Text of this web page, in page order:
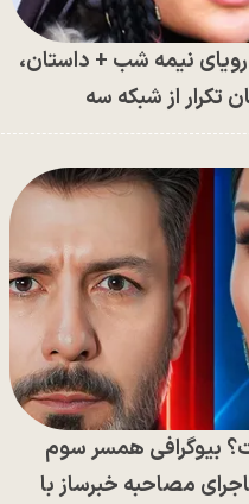
رویای نیمه شب + داستان،
از شبکه سه
بیوگرافی همسر سوم
مصاحبه خبرساز با